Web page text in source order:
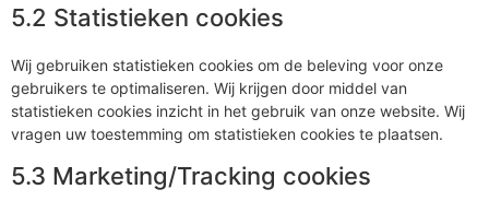
5.2 Statistieken cookies
Wij gebruiken statistieken cookies om de beleving voor onze
gebruikers te optimaliseren. Wij krijgen door middel van
statistieken cookies inzicht in het gebruik van onze website. Wij
vragen uw toestemming om statistieken cookies te plaatsen.
5.3 Marketing/Tracking cookies